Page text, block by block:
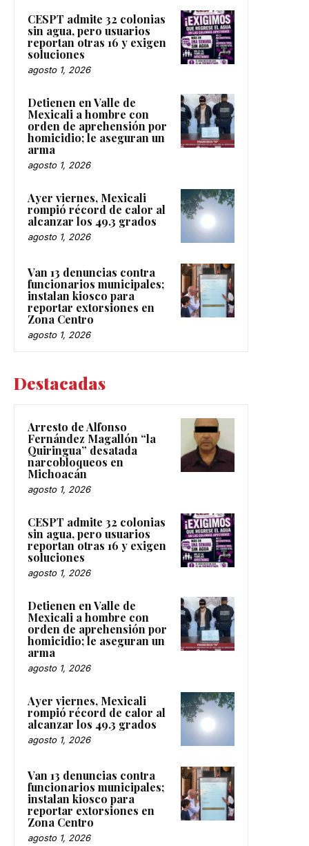
CESPT admite 32 colonias
sin agua, pero usuarios
reportan otras 16 y exigen
soluciones
agosto 1, 2026
Detienen en Valle de
Mexicali a hombre con
orden de aprehensión por
homicidio; le aseguran un
arma
agosto 1, 2026
Ayer viernes, Mexicali
rompió récord de calor al
alcanzar los 49.3 grados
agosto 1, 2026
Van 13 denuncias contra
funcionarios municipales;
instalan kiosco para
reportar extorsiones en
Zona Centro
agosto 1, 2026
Destacadas
Arresto de Alfonso
Fernández Magallón “la
Quiringua” desatada
narcobloqueos en
Michoacán
agosto 1, 2026
CESPT admite 32 colonias
sin agua, pero usuarios
reportan otras 16 y exigen
soluciones
agosto 1, 2026
Detienen en Valle de
Mexicali a hombre con
orden de aprehensión por
homicidio; le aseguran un
arma
agosto 1, 2026
Ayer viernes, Mexicali
rompió récord de calor al
alcanzar los 49.3 grados
agosto 1, 2026
Van 13 denuncias contra
funcionarios municipales;
instalan kiosco para
reportar extorsiones en
Zona Centro
agosto 1, 2026